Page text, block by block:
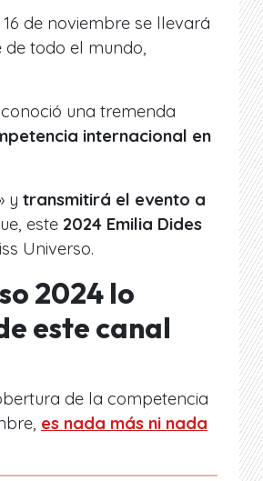
de noviembre se llevará
todo el mundo,
una tremenda
internacional en
y transmitirá el evento a
este 2024 Emilia Dides
Universo.
2024 lo
este canal
de la competencia
es nada más ni nada